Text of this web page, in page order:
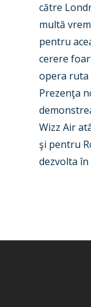
către
multă
pentru
cerere
opera ruta
Prezenţa
Wizz Air
şi pentru
dezvolta